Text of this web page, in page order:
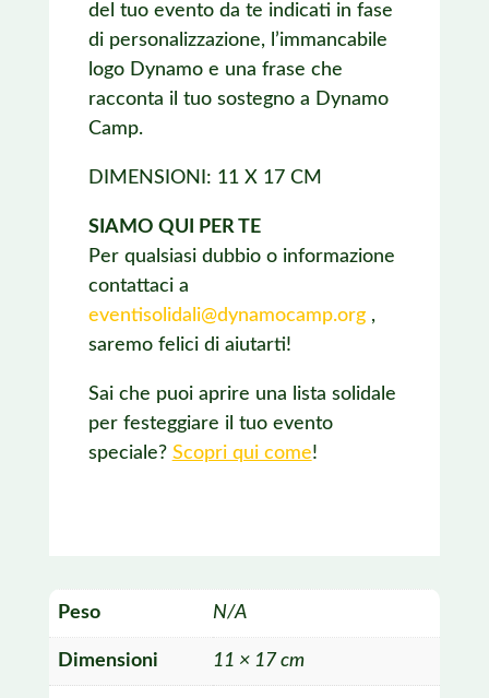
del tuo evento da te indicati in fase
di personalizzazione, l’immancabile
logo Dynamo e una frase che
racconta il tuo sostegno a Dynamo
Camp.
DIMENSIONI: 11 X 17 CM
SIAMO QUI PER TE
Per qualsiasi dubbio o informazione
contattaci a
eventisolidali@dynamocamp.org,
saremo felici di aiutarti!
Sai che puoi aprire una lista solidale
per festeggiare il tuo evento
speciale? Scopri qui come!
Peso N/A
Dimensioni 11 × 17 cm